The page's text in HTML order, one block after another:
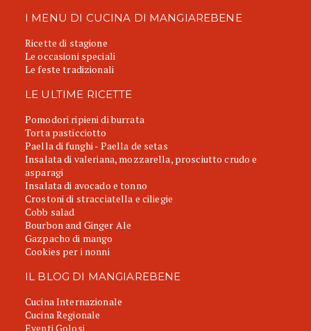
I MENU DI CUCINA DI MANGIAREBENE
Ricette di stagione
Le occasioni speciali
Le feste tradizionali
LE ULTIME RICETTE
Pomodori ripieni di burrata
Torta pasticciotto
Paella di funghi - Paella de setas
Insalata di valeriana, mozzarella, prosciutto crudo e
asparagi
Insalata di avocado e tonno
Crostoni di stracciatella e ciliegie
Cobb salad
Bourbon and Ginger Ale
Gazpacho di mango
Cookies per i nonni
IL BLOG DI MANGIAREBENE
Cucina Internazionale
Cucina Regionale
Eventi Golosi